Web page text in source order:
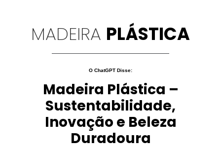
MADEIRA PLÁSTICA
O ChatGPT Disse:
Madeira Plástica –
Sustentabilidade,
Inovação e Beleza
Duradoura